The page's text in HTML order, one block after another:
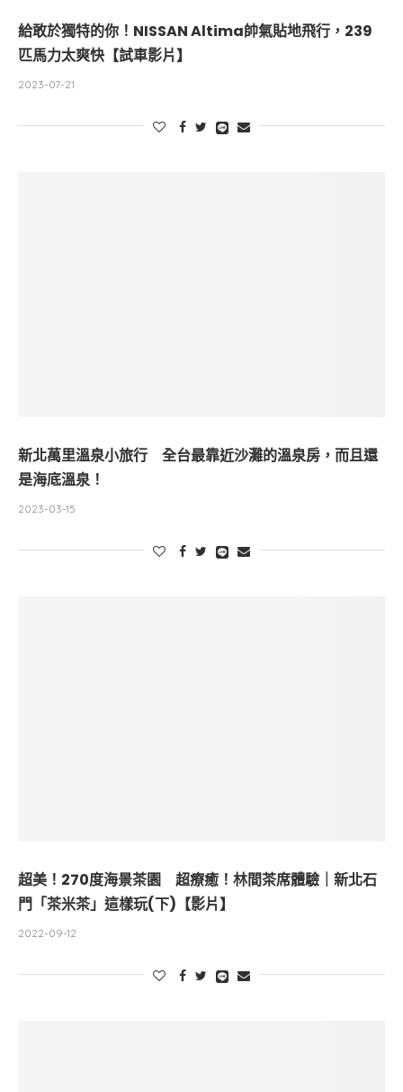
給敢於獨特的你！NISSAN Altima帥氣貼地飛行，239
匹馬力太爽快【試車影片】
2023-07-21
新北萬里溫泉小旅行 全台最靠近沙灘的溫泉房，而且還
是海底溫泉！
2023-03-15
超美！270度海景茶園 超療癒！林間茶席體驗｜新北石
門「茶米茶」這樣玩(下)【影片】
2022-09-12